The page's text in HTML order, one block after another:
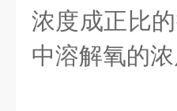
浓度成正比
中溶解氧的浓